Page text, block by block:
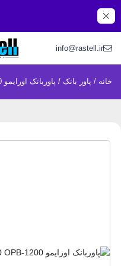
info@rastell.ir
خانه / پاور بانک / پاوربانک اورایمو Power bank oraimo 20000 OPB-1200